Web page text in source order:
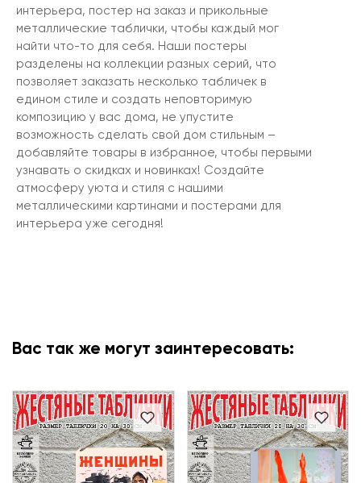
интерьера, постер на заказ и прикольные
металлические таблички, чтобы каждый мог
найти что-то для себя. Наши постеры
разделены на коллекции разных серий, что
позволяет заказать несколько табличек в
едином стиле и создать неповторимую
композицию у вас дома, не упустите
возможность сделать свой дом стильным –
добавляйте товары в избранное, чтобы первыми
узнавать о скидках и новинках! Создайте
атмосферу уюта и стиля с нашими
металлическими картинами и постерами для
интерьера уже сегодня!
Вас так же могут заинтересовать: